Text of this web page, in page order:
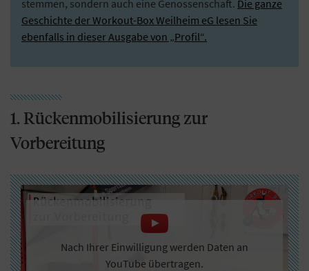
stemmen, sondern auch eine Genossenschaft. Die ganze
Geschichte der Workout-Box Weilheim eG lesen Sie
ebenfalls in dieser Ausgabe von „Profil“.
1. Rückenmobilisierung zur
Vorbereitung
Nach Ihrer Einwilligung werden Daten an
YouTube übertragen.